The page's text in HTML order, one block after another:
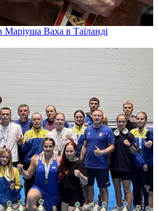
Ваха в Таїланді